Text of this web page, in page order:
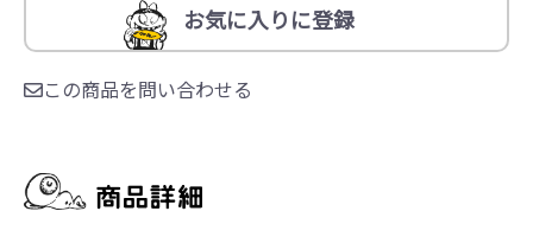
お気に入りに登録
この商品を問い合わせる